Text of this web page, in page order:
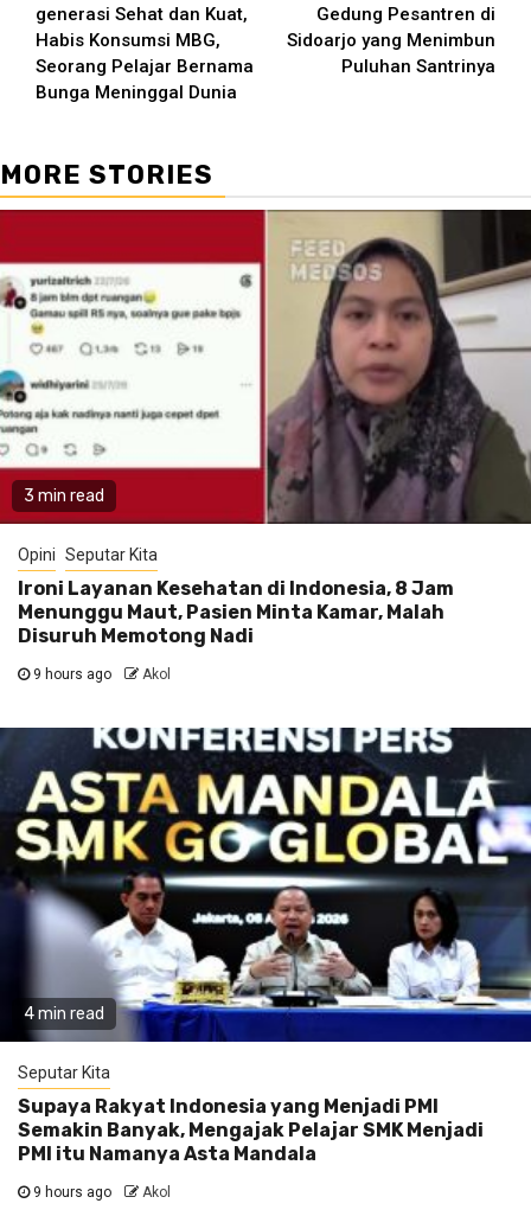
generasi Sehat dan Kuat,
Habis Konsumsi MBG,
Seorang Pelajar Bernama
Bunga Meninggal Dunia
Gedung Pesantren di
Sidoarjo yang Menimbun
Puluhan Santrinya
MORE STORIES
3 min read
Opini Seputar Kita
Ironi Layanan Kesehatan di Indonesia, 8 Jam
Menunggu Maut, Pasien Minta Kamar, Malah
Disuruh Memotong Nadi
9 hours ago Akol
4 min read
Seputar Kita
Supaya Rakyat Indonesia yang Menjadi PMI
Semakin Banyak, Mengajak Pelajar SMK Menjadi
PMI itu Namanya Asta Mandala
9 hours ago Akol